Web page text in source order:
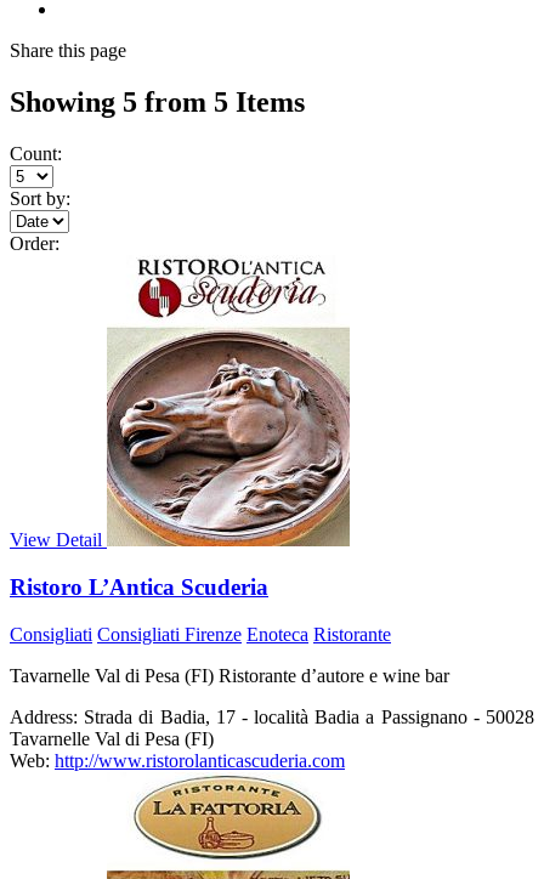
Share this page
Showing 5 from 5 Items
Count:
Sort by:
Order:
View Detail
Ristoro L’Antica Scuderia
Consigliati Consigliati Firenze Enoteca Ristorante
Tavarnelle Val di Pesa (FI) Ristorante d’autore e wine bar
Address: Strada di Badia, 17 - località Badia a Passignano - 50028
Tavarnelle Val di Pesa (FI)
Web: http://www.ristorolanticascuderia.com